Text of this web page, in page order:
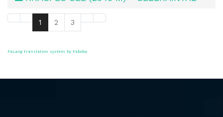
1 2 3
FaLang translation system by Faboba